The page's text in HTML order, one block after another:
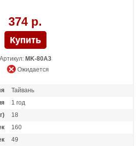
374 р.
Артикул: MK-80A3
Ожидается
Тайвань
1 год
18
160
49